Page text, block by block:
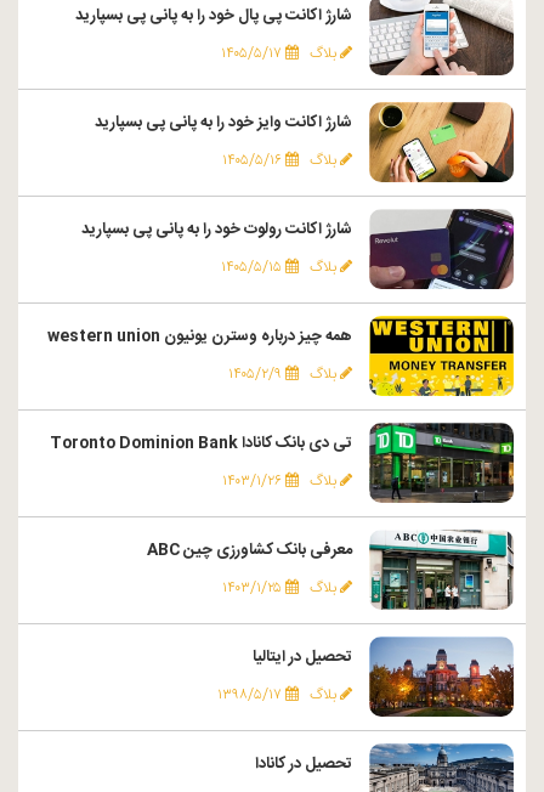
شارژ اکانت پی پال خود را به پانی پی بسپارید
بلاگ ۱۴۰۵/۵/۱۷
شارژ اکانت وایز خود را به پانی پی بسپارید
بلاگ ۱۴۰۵/۵/۱۶
شارژ اکانت رولوت خود را به پانی پی بسپارید
بلاگ ۱۴۰۵/۵/۱۵
همه چیز درباره وسترن یونیون western union
بلاگ ۱۴۰۵/۲/۹
تی دی بانک کانادا Toronto Dominion Bank
بلاگ ۱۴۰۳/۱/۲۶
معرفی بانک کشاورزی چین ABC
بلاگ ۱۴۰۳/۱/۲۵
تحصیل در ایتالیا
بلاگ ۱۳۹۸/۵/۱۷
تحصیل در کانادا